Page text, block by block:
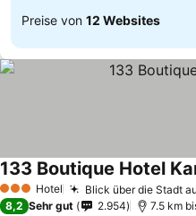
Preise von 12 Websites
3 SterneHotel Blick über die Stadt
133 Boutique Hotel
8,2 Sehr gut 2.954 7.5 km